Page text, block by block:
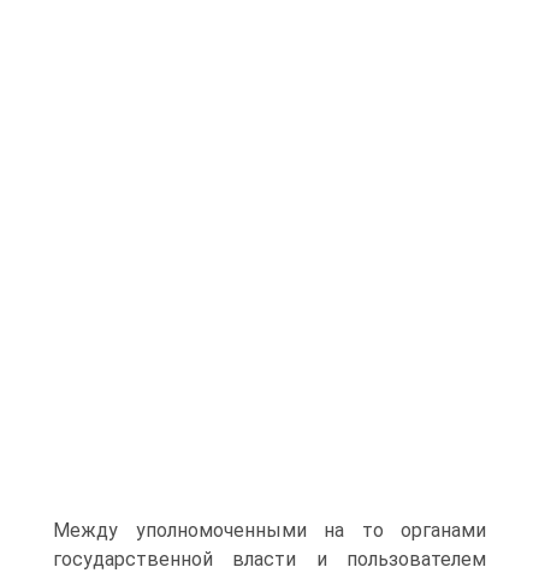
Между уполномоченными на то органами
государственной власти и пользователем